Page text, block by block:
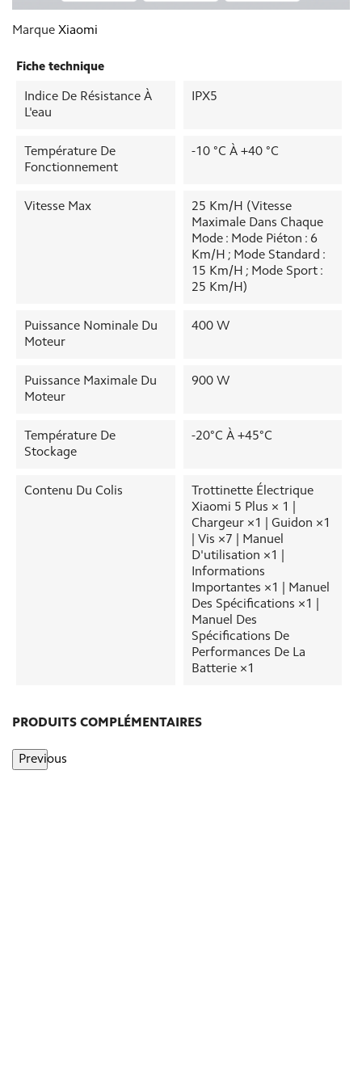
Marque Xiaomi
Fiche technique
Indice De Résistance À
L'eau
IPX5
Température De
Fonctionnement
-10 °C À +40 °C
Vitesse Max
25 Km/h (vitesse
Maximale Dans Chaque
Mode : Mode Piéton : 6
Km/h ; Mode Standard :
15 Km/h ; Mode Sport :
25 Km/h)
Puissance Nominale Du
Moteur
400 W
Puissance Maximale Du
Moteur
900 W
Température De
Stockage
-20°C À +45°C
Contenu Du Colis
Trottinette Électrique
Xiaomi 5 Plus × 1 |
Chargeur ×1 | Guidon ×1
| Vis ×7 | Manuel
D'utilisation ×1 |
Informations
Importantes ×1 | Manuel
Des Spécifications ×1 |
Manuel Des
Spécifications De
Performances De La
Batterie ×1
PRODUITS COMPLÉMENTAIRES
Previous